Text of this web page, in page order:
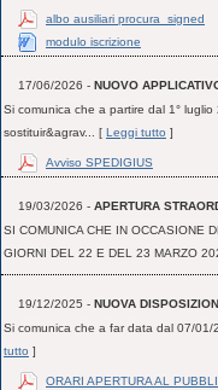
albo ausiliari procura_signed
modulo iscrizione
17/06/2026 - NUOVO
Si comunica che a partire dal 1°
sostituir&agrav... [ Leggi tutto ]
Avviso SPEDIGIUS
19/03/2026 - APERTURA
SI COMUNICA CHE IN OCCASIONE
GIORNI DEL 22 E DEL 23 MARZO
19/12/2025 - NUOVA
Si comunica che a far data dal 07/
tutto ]
ORARI APERTURA AL